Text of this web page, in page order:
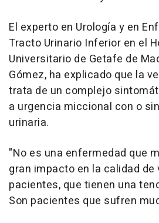
El experto en Urología y en
Tracto Urinario Inferior en el
Universitario de Getafe de
Gómez, ha explicado que la
trata de un complejo
a urgencia miccional con o
urinaria.
"No es una enfermedad que
gran impacto en la calidad de
pacientes, que tienen una
Son pacientes que sufren